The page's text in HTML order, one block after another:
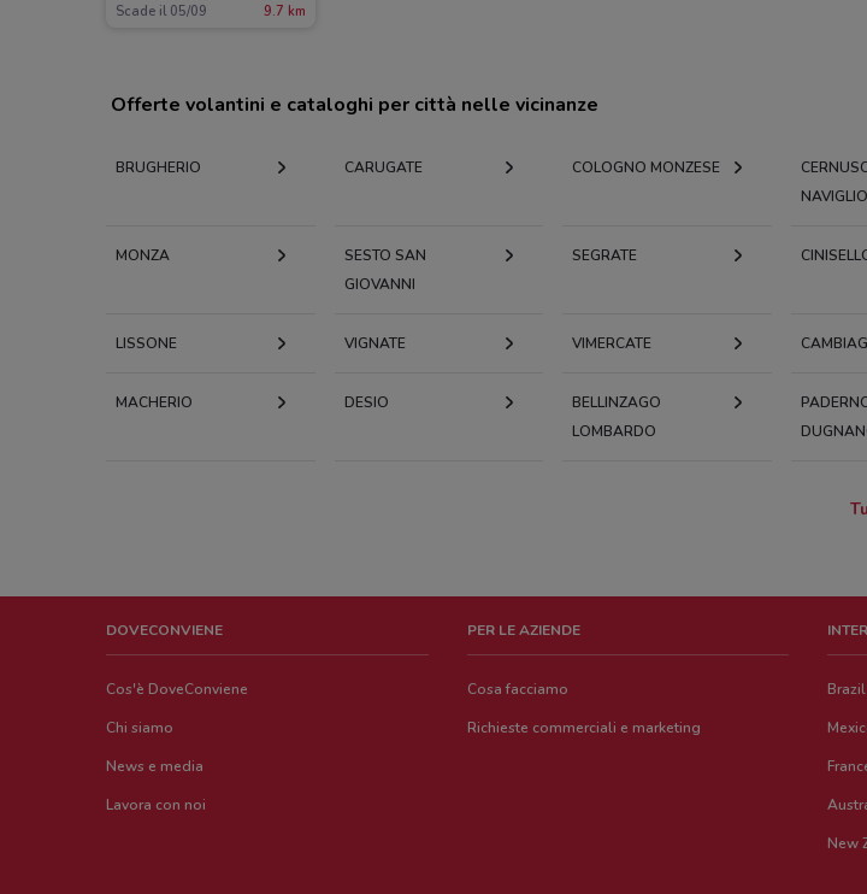
Scade il 05/09 9.7 km
Offerte volantini e cataloghi per città nelle vicinanze
BRUGHERIO CARUGATE COLOGNO MONZESE
NAVIGLIO
MONZA
SESTO SAN
GIOVANNI
SEGRATE
LISSONE VIGNATE VIMERCATE
MACHERIO DESIO
BELLINZAGO
LOMBARDO
DOVECONVIENE
Cos'è DoveConviene
Chi siamo
News e media
Lavora con noi
PER LE AZIENDE
Cosa facciamo
Richieste commerciali e marketing
Brazil
New